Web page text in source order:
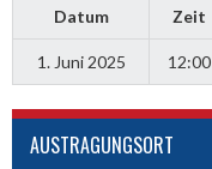
Datum Zeit
1. Juni 2025 12:00
AUSTRAGUNGSORT